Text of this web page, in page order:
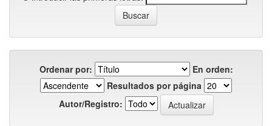
Ordenar por:
En orden:
Resultados por página
Autor/Registro: